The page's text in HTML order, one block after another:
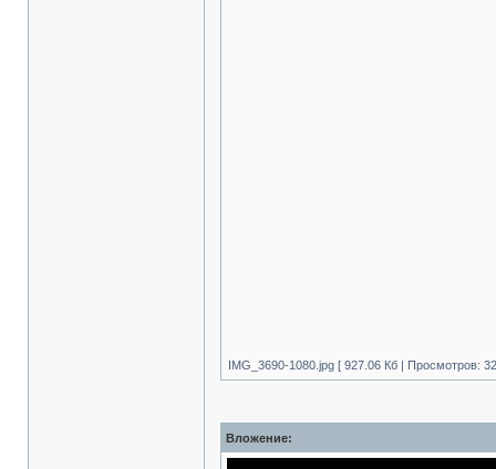
IMG_3690-1080.jpg [ 927.06 Кб | Просмотров:
Вложение: